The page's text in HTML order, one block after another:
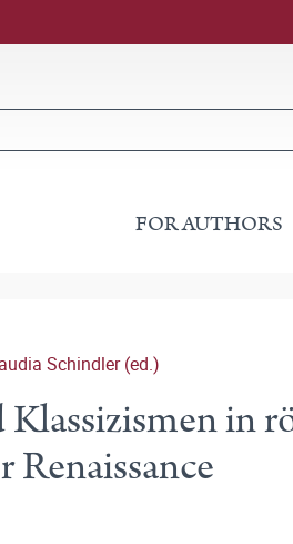
FOR AUTHORS
Schindler (ed.)
Klassizismen in